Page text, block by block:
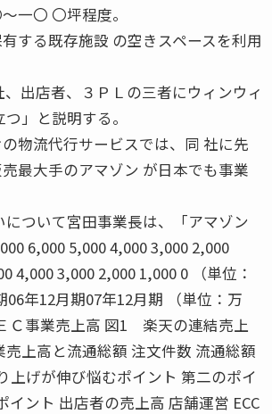
一〇 〇坪程度。
する既存施設 の空きスペースを利用
、出店者、３ＰＬの三者にウィンウィ
」と説明する。
物流代行サービスでは、同 社に先
最大手のアマゾン が日本でも事業
について宮田事業長は、「アマゾン
6,000 5,000 4,000 3,000 2,000
4,000 3,000 2,000 1,000 0 （単位：
06年12月期07年12月期 （単位：万
Ｃ事業売上高 図1 楽天の連結売上
売上高と流通総額 注文件数 流通総額
げが伸び悩むポイント 第二のポイ
イント 出店者の売上高 店舗運営 ECC